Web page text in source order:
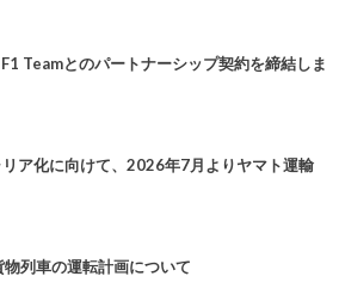
Teamとのパートナーシップ契約を締結しま
リア化に向けて、2026年7月よりヤマト運輸
列車の運転計画について